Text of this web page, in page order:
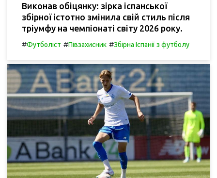
Виконав обіцянку: зірка іспанської
збірної істотно змінила свій стиль після
тріумфу на чемпіонаті світу 2026 року.
#Футболіст #Півзахисник #Збірна Іспанії з футболу